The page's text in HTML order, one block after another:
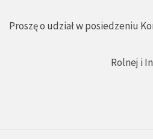
Proszę o udział w posiedzeniu
Rolnej i